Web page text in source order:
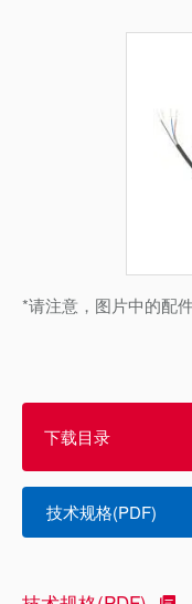
*请注意，图片中的配
下载目录
技术规格(PDF)